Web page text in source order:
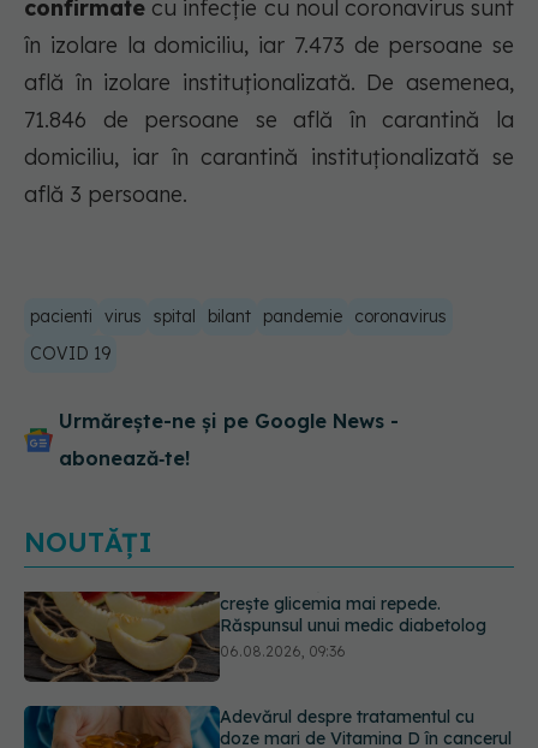
confirmate cu infecție cu noul coronavirus sunt
în izolare la domiciliu, iar 7.473 de persoane se
află în izolare instituționalizată. De asemenea,
71.846 de persoane se află în carantină la
domiciliu, iar în carantină instituționalizată se
află 3 persoane.
pacienti virus spital bilant pandemie
coronavirus
COVID 19
Urmărește-ne și pe Google News -
abonează‑te!
NOUTĂȚI
Adevărul despre tratamentul cu
doze mari de Vitamina D în cancerul